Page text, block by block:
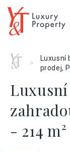
Home
>
Luxusní
prodej,
Luxusní
- 214 m²